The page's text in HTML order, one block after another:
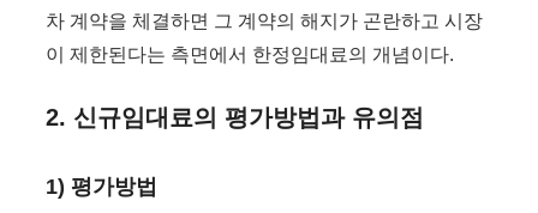
차 계약을 체결하면 그 계약의 해지가 곤란하고 시장
이 제한된다는 측면에서 한정임대료의 개념이다.
2. 신규임대료의 평가방법과 유의점
1) 평가방법